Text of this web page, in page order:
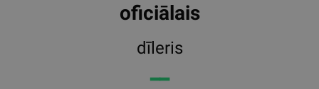
oficiālais
dīleris
━━